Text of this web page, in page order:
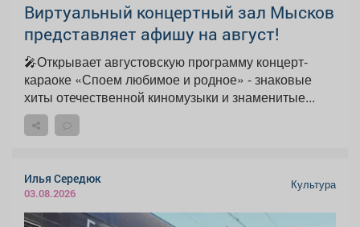
Виртуальный концертный зал Мысков
представляет афишу на август!
🎤Открывает августовскую программу концерт-
караоке «Споем любимое и родное» - знаковые
хиты отечественной киномузыки и знаменитые...
Илья Середюк
03.08.2026
Культура